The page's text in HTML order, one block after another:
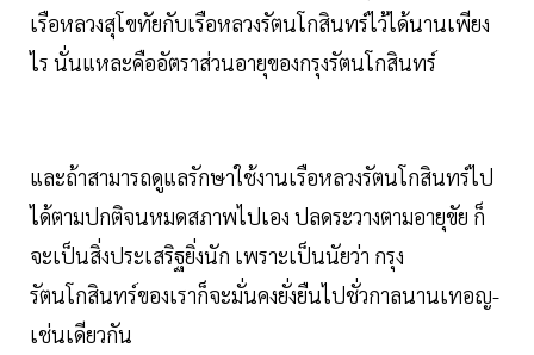
เรือหลวงสุโขทัยกับเรือหลวงรัตนโกสินทร์ไว้ได้นานเพียง
ไร นั่นแหละคืออัตราส่วนอายุของกรุงรัตนโกสินทร์
และถ้าสามารถดูแลรักษาใช้งานเรือหลวงรัตนโกสินทร์ไป
ได้ตามปกติจนหมดสภาพไปเอง ปลดระวางตามอายุขัย ก็
จะเป็นสิ่งประเสริฐยิ่งนัก เพราะเป็นนัยว่า กรุง
รัตนโกสินทร์ของเราก็จะมั่นคงยั่งยืนไปชั่วกาลนานเทอญ-
เช่นเดียวกัน